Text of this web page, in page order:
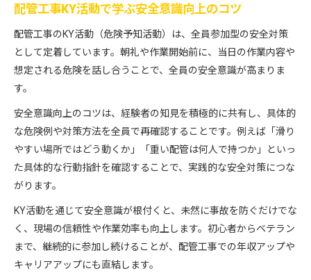
配管工事KY活動で学ぶ安全意識向上のコツ
配管工事のKY活動（危険予知活動）は、全員参加型の安全対策
として定着しています。朝礼や作業開始前に、当日の作業内容や
想定される危険を話し合うことで、全員の安全意識が高まりま
す。
安全意識向上のコツは、経験者の知見を積極的に共有し、具体的
な危険例や対策方法を全員で再確認することです。例えば「滑り
やすい場所ではどう動くか」「重い配管は何人で持つか」といっ
た具体的な行動指針を確認することで、実践的な安全対策につな
がります。
KY活動を通じて安全意識が根付くと、未然に事故を防ぐだけでな
く、現場の信頼性や作業効率も向上します。初心者からベテラン
まで、継続的に参加し続けることが、配管工事での年収アップや
キャリアアップにも直結します。